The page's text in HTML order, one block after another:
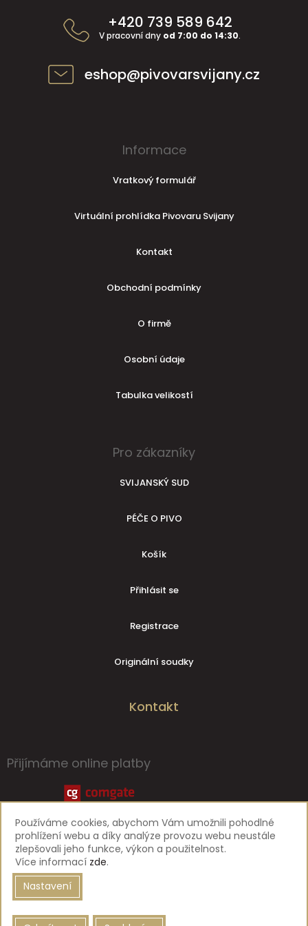
Používáme cookies, abychom Vám umožnili pohodlné
prohlížení webu a díky analýze provozu webu neustále
zlepšovali jeho funkce, výkon a použitelnost.
Více informací zde.
Nastavení
+420 739 589 642
V pracovní dny od 7:00 do 14:30.
eshop@pivovarsvijany.cz
Informace
Vratkový formulář
Virtuální prohlídka Pivovaru Svijany
Kontakt
Obchodní podmínky
O firmě
Osobní údaje
Tabulka velikostí
Pro zákazníky
SVIJANSKÝ SUD
PÉČE O PIVO
Košík
Přihlásit se
Registrace
Originální soudky
Kontakt
Přijímáme online platby
Vytvořil Shoptet Premium